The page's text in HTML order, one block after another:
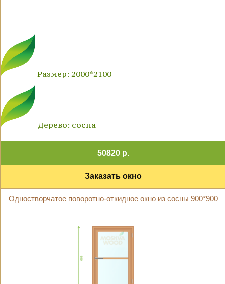
Размер: 2000*2100
Дерево: сосна
50820 р.
Заказать окно
Одностворчатое поворотно-откидное окно из сосны 900*900